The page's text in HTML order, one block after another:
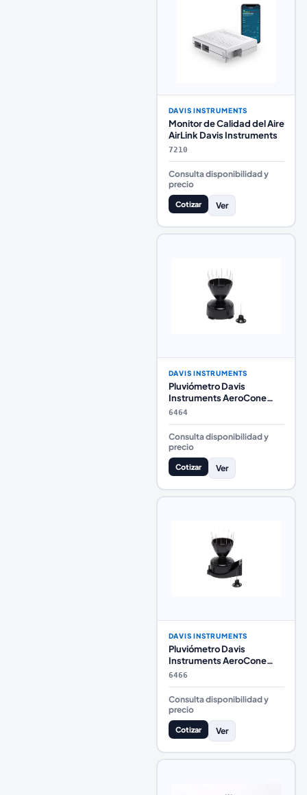
DAVIS INSTRUMENTS
Monitor de Calidad del Aire
AirLink Davis Instruments
7210
Consulta disponibilidad y
precio
Cotizar Ver
DAVIS INSTRUMENTS
Pluviómetro Davis
Instruments AeroCone
6464 con Base Plana
6464
Consulta disponibilidad y
precio
Cotizar Ver
DAVIS INSTRUMENTS
Pluviómetro Davis
Instruments AeroCone
6466 con Base para
6466
Consulta disponibilidad y
precio
Cotizar Ver